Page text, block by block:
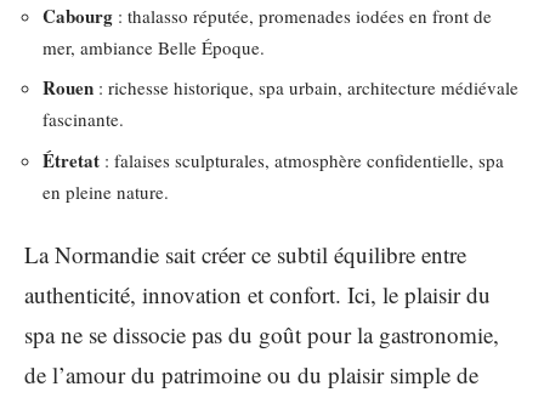
Cabourg : thalasso réputée, promenades iodées en front de
mer, ambiance Belle Époque.
Rouen : richesse historique, spa urbain, architecture médiévale
fascinante.
Étretat : falaises sculpturales, atmosphère confidentielle, spa
en pleine nature.
La Normandie sait créer ce subtil équilibre entre
authenticité, innovation et confort. Ici, le plaisir du
spa ne se dissocie pas du goût pour la gastronomie,
de l’amour du patrimoine ou du plaisir simple de